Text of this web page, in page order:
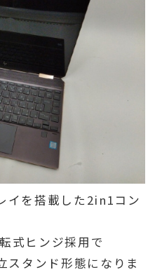
イを搭載した2in1コン
式ヒンジ採用で
スタンド形態になりま